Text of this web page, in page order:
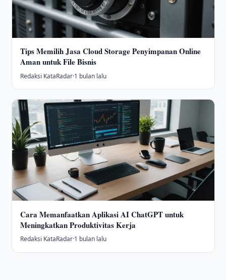
Tips Memilih Jasa Cloud Storage Penyimpanan Online
Aman untuk File Bisnis
Redaksi KataRadar·1 bulan lalu
Cara Memanfaatkan Aplikasi AI ChatGPT untuk
Meningkatkan Produktivitas Kerja
Redaksi KataRadar·1 bulan lalu